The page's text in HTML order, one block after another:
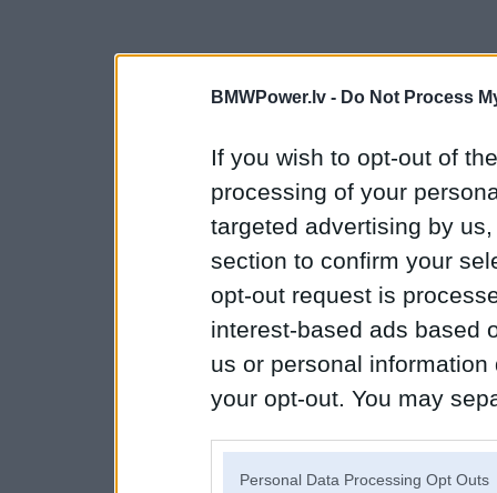
BMWPower.lv - Do Not Process
If you wish to opt-out of
processing of your
targeted advertising by
section to confirm your
opt-out request is
interest-based ads based
us or personal
your opt-out. You may
Personal Data Processing Opt Outs